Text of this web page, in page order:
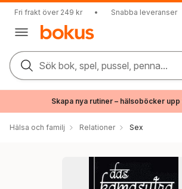
Fri frakt över 249 kr • Snabba leveranser
Sök bok, spel, pussel, penna...
Skapa nya rutiner – hälsoböcker
Hälsa och familj Relationer Sex